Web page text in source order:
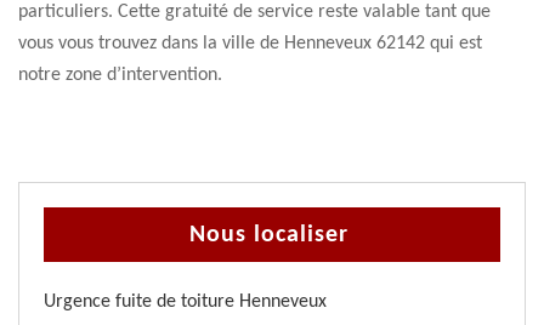
particuliers. Cette gratuité de service reste valable tant que
vous vous trouvez dans la ville de Henneveux 62142 qui est
notre zone d’intervention.
Nous localiser
Urgence fuite de toiture Henneveux